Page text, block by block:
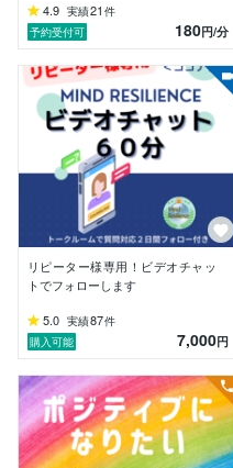
い。
そんな願いを込めて、
た。
「マインドレジリエンス
そう言っていただけるよ
公認心理師（国家資格）
て、
みなさんの「こころの回
ャージ」のお手伝いを
最近は大変うれしいこと
く機会が増えてきました。
本当にありがとうござい
【得意とすること】
ング
■オラクルカードを使っ
■恋愛・不倫相談
■夫婦関係・セックスレ
4.9 実績21 件
予約受付可
180円/分
リピーター様専用！ビデオチャッ
トでフォローします
5.0 実績87件
購入可能
7,000円